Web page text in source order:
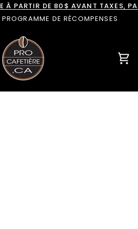
À PARTIR DE 80$ AVANT TAXES,
DE RÉCOMPENSES